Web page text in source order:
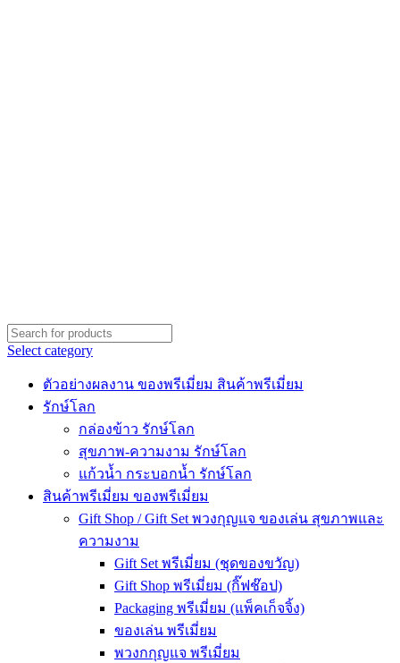
Select category
ตัวอย่างผลงาน ของพรีเมี่ยม สินค้าพรีเมี่ยม
รักษ์โลก
กล่องข้าว รักษ์โลก
สุขภาพ-ความงาม รักษ์โลก
แก้วน้ำ กระบอกน้ำ รักษ์โลก
สินค้าพรีเมี่ยม ของพรีเมี่ยม
Gift Shop / Gift Set พวงกุญแจ ของเล่น สุขภาพและ
ความงาม
Gift Set พรีเมี่ยม (ชุดของขวัญ)
Gift Shop พรีเมี่ยม (กิ๊ฟช๊อป)
Packaging พรีเมี่ยม (แพ็คเก็จจิ้ง)
ของเล่น พรีเมี่ยม
พวงกกุญแจ พรีเมี่ยม